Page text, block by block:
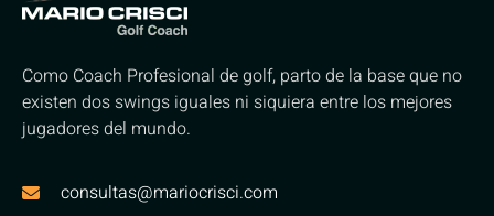
Como Coach Profesional de golf, parto de la base que no
existen dos swings iguales ni siquiera entre los mejores
jugadores del mundo.
consultas@mariocrisci.com